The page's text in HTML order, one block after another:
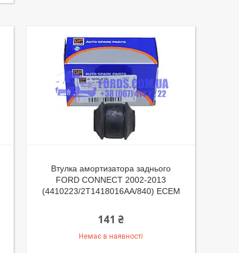
Втулка амортизатора заднього
FORD CONNECT 2002-2013
(4410223/2T1418016AA/840) ECEM
141 ₴
Немає в наявності